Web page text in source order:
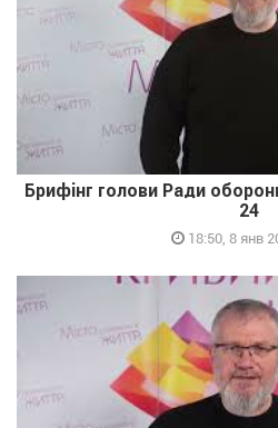
Брифінг голови Ради
24
18:50, 8 янв